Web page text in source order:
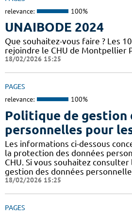
relevance: 100%
UNAIBODE 2024
Que souhaitez-vous faire ? Les
rejoindre le CHU de Montpellier
18/02/2026 15:25
PAGES
relevance: 100%
Politique de gestion
personnelles pour
Les informations ci-dessous
la protection des données
CHU. Si vous souhaitez
gestion des données
18/02/2026 15:25
PAGES